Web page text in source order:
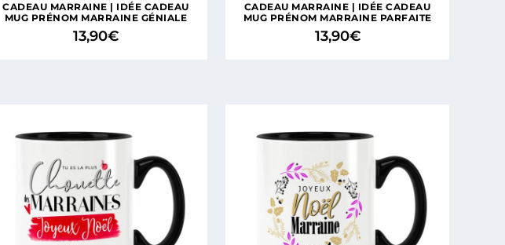
CADEAU MARRAINE | IDÉE CADEAU
MUG PRÉNOM MARRAINE GÉNIALE
13,90€
CADEAU MARRAINE | IDÉE CADEAU
MUG PRÉNOM MARRAINE PARFAITE
13,90€